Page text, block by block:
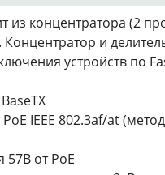
из концентратора (2
Концентратор и
устройств по
IEEE 802.3af/at
от PoE